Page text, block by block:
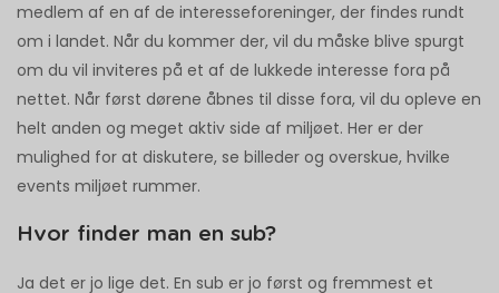
medlem af en af de interesseforeninger, der findes rundt
om i landet. Når du kommer der, vil du måske blive spurgt
om du vil inviteres på et af de lukkede interesse fora på
nettet. Når først dørene åbnes til disse fora, vil du opleve en
helt anden og meget aktiv side af miljøet. Her er der
mulighed for at diskutere, se billeder og overskue, hvilke
events miljøet rummer.
Hvor finder man en sub?
Ja det er jo lige det. En sub er jo først og fremmest et